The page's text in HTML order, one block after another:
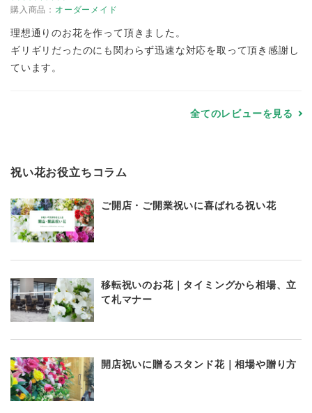
購入商品： オーダーメイド
理想通りのお花を作って頂きました。
ギリギリだったのにも関わらず迅速な対応を取って頂き感謝し
ています。
全てのレビューを見る
祝い花お役立ちコラム
ご開店・ご開業祝いに喜ばれる祝い花
移転祝いのお花｜タイミングから相場、立
て札マナー
開店祝いに贈るスタンド花｜相場や贈り方